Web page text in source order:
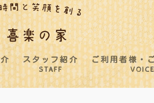
スタッフ紹介
STAFF
ご利用者様・
VOICE